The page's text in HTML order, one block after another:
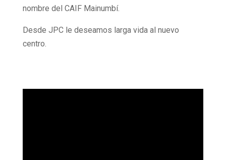
nombre del CAIF Mainumbí.
Desde JPC le deseamos larga vida al nuevo
centro.